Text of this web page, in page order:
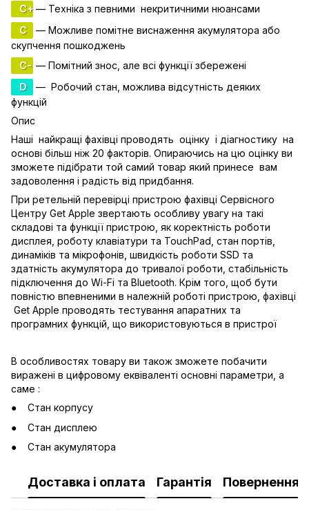
C+— Техніка з певними некритичними нюансами
C
— Можливе помітне виснаження акумулятора або
скупчення пошкоджень
C- — Помітний знос, але всі функції збережені
D
— Робочий стан, можлива відсутність деяких
функцій
Опис
Наші найкращі фахівці проводять оцінку і діагностику на
основі більш ніж 20 факторів. Опираючись на цю оцінку ви
зможете підібрати той самий товар який принесе вам
задоволення і радість від придбання.
При ретельній перевірці пристрою фахівці Сервісного
Центру Get Apple звертають особливу увагу на такі
складові та функції пристрою, як коректність роботи
дисплея, роботу клавіатури та TouchPad, стан портів,
динаміків та мікрофонів, швидкість роботи SSD та
здатність акумулятора до тривалої роботи, стабільність
підключення до Wi-Fi та Bluetooth. Крім того, щоб бути
повністю впевненими в належній роботі пристрою, фахівці
Get Apple проводять тестування апаратних та
програмних функцій, що використовуються в пристрої
В особливостях товару ви також зможете побачити
виражені в цифровому еквіваленті основні параметри, а
саме :
Стан корпусу
Стан дисплею
Стан акумулятора
Доставка і оплата Гарантія Повернення